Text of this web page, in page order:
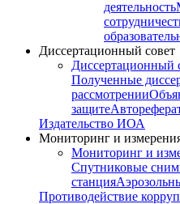
деятельность
Диссертационный совет
Диссертационный
Полученные
рассмотрении
защите
Издательство ИОА
Мониторинг и
Мониторинг и
Спутниковые
станция
Противодействие